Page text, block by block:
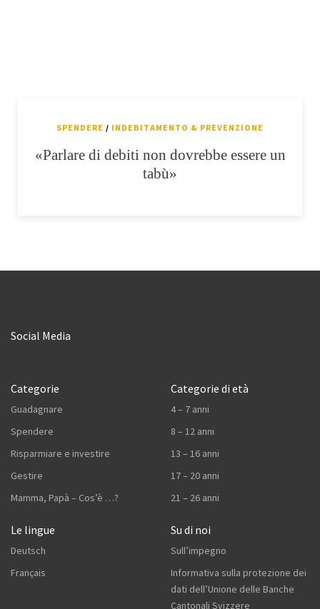
SPENDERE / INDEBITAMENTO & PREVENZIONE
«Parlare di debiti non dovrebbe essere un
tabù»
Social Media
Categorie
Guadagnare
Spendere
Risparmiare e investire
Gestire
Mamma, Papà – Cos’è …?
Le lingue
Deutsch
Français
Categorie di età
4 – 7 anni
8 – 12 anni
13 – 16 anni
17 – 20 anni
21 – 26 anni
Su di noi
Sull’impegno
Informativa sulla protezione dei
dati dell’Unione delle Banche
Cantonali Svizzere